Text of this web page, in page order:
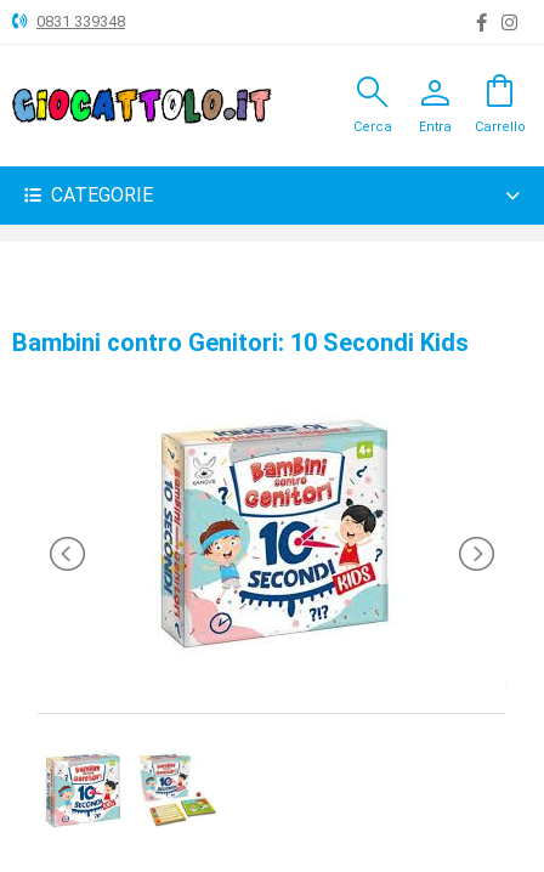
ANIMALI
BAMBOLE
PRIMA
FAMILY
VALIGERIA-
BORSETTE
0831 339348
search
Cerca
person
Entra
shopping_bag
Carrello
CATEGORIE
Bambini contro Genitori: 10 Secondi Kids